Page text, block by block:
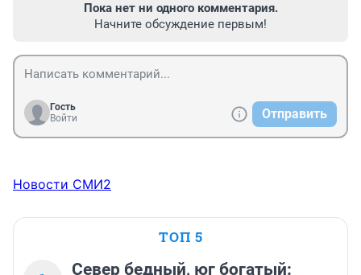
Пока нет ни одного комментария.
Начните обсуждение первым!
Гость
Войти
Отправить
Новости СМИ2
ТОП 5
Север бедный, юг богатый: